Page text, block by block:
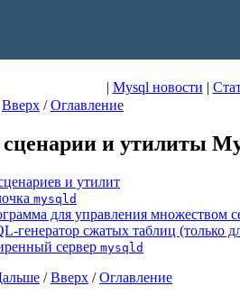
| Mysql новости |
Вверх /Оглавление
и утилиты
и утилит
mysqld
для управления множеством
генератор сжатых таблиц (только
сервер mysqld
/Вверх /Оглавление